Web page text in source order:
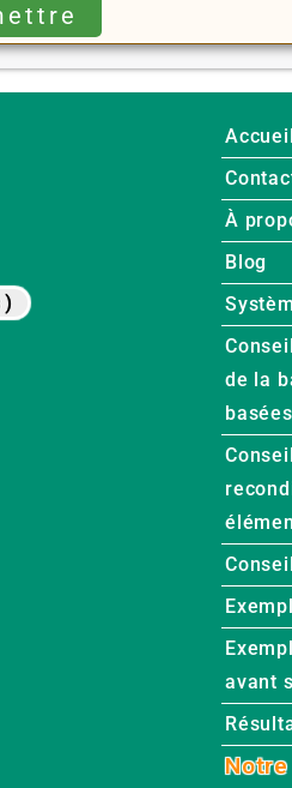
Accueil
À
Blog
de la
avant